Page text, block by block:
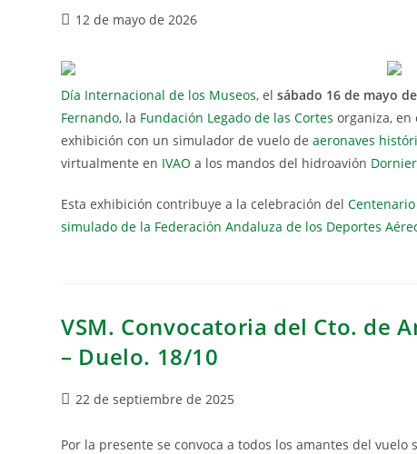
12 de mayo de 2026
Día Internacional de los Museos, elsábado 16 de mayo
Fernando, la Fundación Legado de las Cortes organiza,
exhibición con un simulador de vuelo deaeronaves
virtualmente en IVAO a los mandos del hidroavión
Esta exhibición contribuye a la celebración del
simulado de la Federación Andaluza de los Deportes
VSM. Convocatoria del Cto. de
– Duelo. 18/10
22 de septiembre de 2025
Por la presente se convoca a todos los amantes del